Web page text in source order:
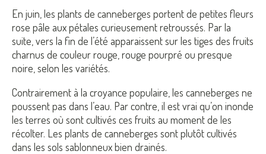
En juin, les plants de canneberges portent de petites fleurs
rose pâle aux pétales curieusement retroussés. Par la
suite, vers la fin de l’été apparaissent sur les tiges des fruits
charnus de couleur rouge, rouge pourpré ou presque
noire, selon les variétés.
Contrairement à la croyance populaire, les canneberges ne
poussent pas dans l’eau. Par contre, il est vrai qu’on inonde
les terres où sont cultivés ces fruits au moment de les
récolter. Les plants de canneberges sont plutôt cultivés
dans les sols sablonneux bien drainés.